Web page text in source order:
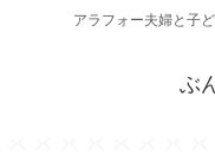
アラフォー夫婦と子
ぶ